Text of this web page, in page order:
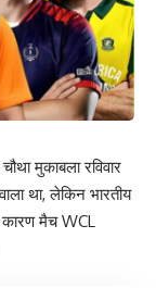
मुकाबला रविवार
था, लेकिन भारतीय
मैच WCL